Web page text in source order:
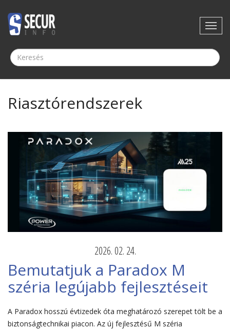
Riasztórendszerek
2026. 02. 24.
Bemutatjuk a Paradox M
széria legújabb fejlesztéseit
A Paradox hosszú évtizedek óta meghatározó szerepet tölt be a
biztonságtechnikai piacon. Az új fejlesztésű M széria